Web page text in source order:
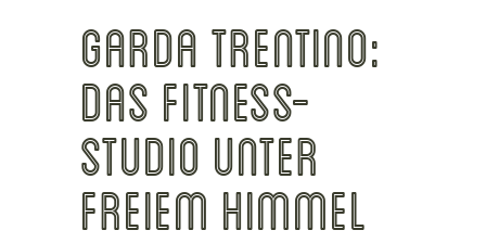
GARDA TRENTINO:
DAS FITNESS-
STUDIO UNTER
FREIEM HIMMEL